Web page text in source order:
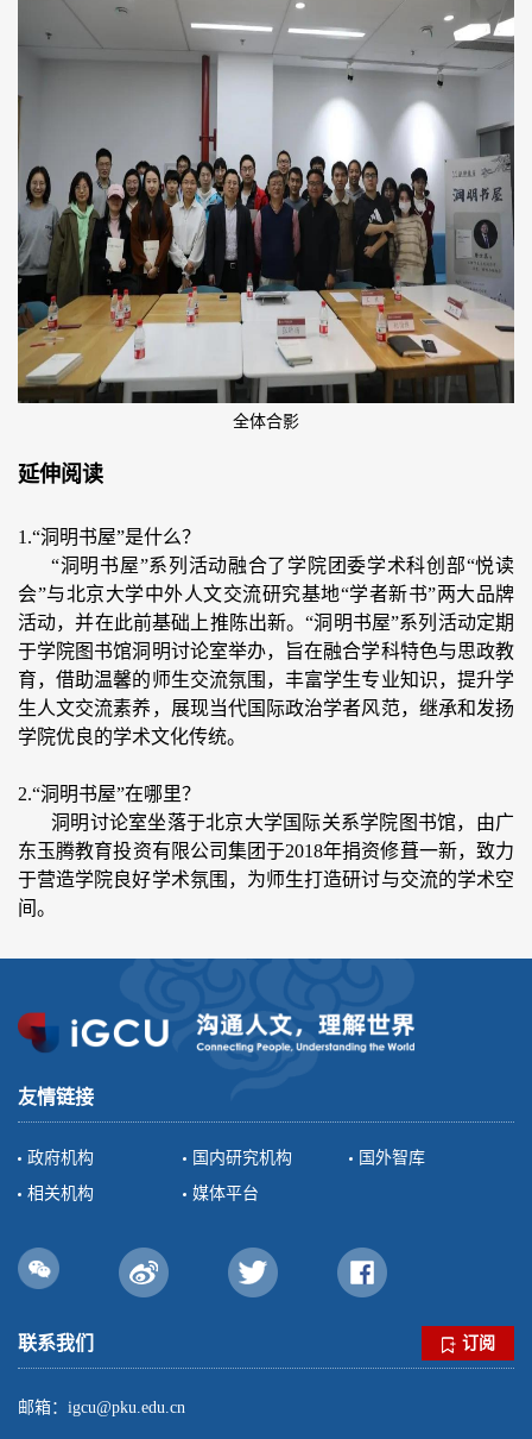
全体合影
延伸阅读
1.“洞明书屋”是什么？
“洞明书屋”系列活动融合了学院团委学术科创部“悦读
会”与北京大学中外人文交流研究基地“学者新书”两大品牌
活动，并在此前基础上推陈出新。“洞明书屋”系列活动定期
于学院图书馆洞明讨论室举办，旨在融合学科特色与思政教
育，借助温馨的师生交流氛围，丰富学生专业知识，提升学
生人文交流素养，展现当代国际政治学者风范，继承和发扬
学院优良的学术文化传统。
2.“洞明书屋”在哪里？
洞明讨论室坐落于北京大学国际关系学院图书馆，由广
东玉腾教育投资有限公司集团于2018年捐资修葺一新，致力
于营造学院良好学术氛围，为师生打造研讨与交流的学术空
间。
友情链接
政府机构 国内研究机构
国外智库
相关机构
媒体平台
联系我们 订阅
邮箱：igcu@pku.edu.cn